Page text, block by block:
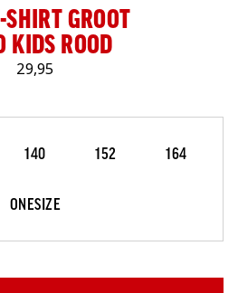
SHIRT GROOT
KIDS ROOD
29,95
140 152 164
ONESIZE